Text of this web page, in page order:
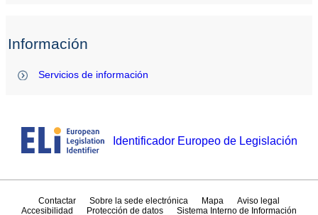
Información
Servicios de información
Identificador Europeo de Legislación
Contactar Sobre la sede electrónica Mapa
Aviso legal
Accesibilidad
Protección de datos Sistema Interno de Información